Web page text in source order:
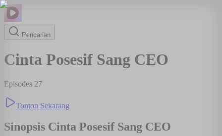
Pencarian
Cinta Posesif Sang CEO
Episodes 27
Tonton Sekarang
Sinopsis Cinta Posesif Sang CEO